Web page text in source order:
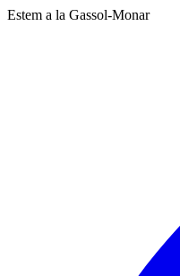
Estem a la Gassol-Monar